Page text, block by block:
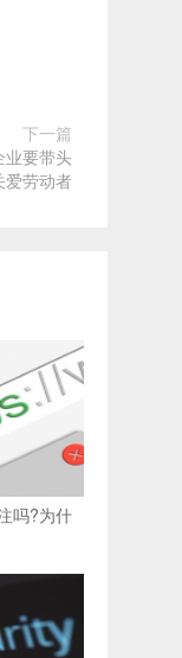
下一篇
业要带头
爱劳动者
吗?为什